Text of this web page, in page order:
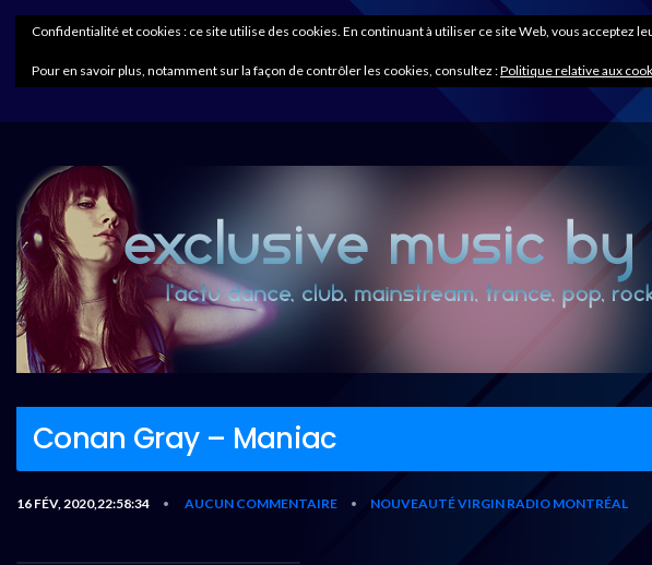
Conan Gray – Maniac
16 FÉV, 2020,22:58:34 • AUCUN COMMENTAIRE • NOUVEAUTÉ VIRGIN RADIO MONTRÉAL
Confidentialité et cookies : ce site utilise des cookies. En continuant à utiliser ce site Web, vous acceptez
Pour en savoir plus, notamment sur la façon de contrôler les cookies, consultez :Politique relative aux